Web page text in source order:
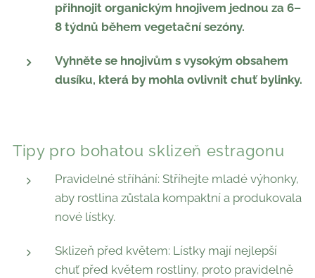
přihnojit organickým hnojivem jednou za 6–
8 týdnů během vegetační sezóny.
Vyhněte se hnojivům s vysokým obsahem
dusíku, která by mohla ovlivnit chuť bylinky.
Tipy pro bohatou sklizeň estragonu
Pravidelné stříhání: Stříhejte mladé výhonky,
aby rostlina zůstala kompaktní a produkovala
nové lístky.
Sklizeň před květem: Lístky mají nejlepší
chuť před květem rostliny, proto pravidelně